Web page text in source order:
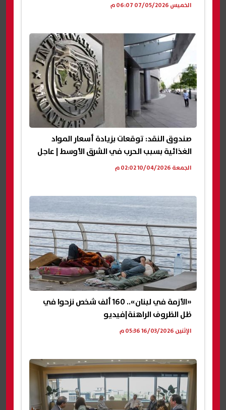
الخميس 07/05/2026 06:07 م
صندوق النقد: توقعات بزيادة أسعار المواد
الغذائية بسبب الحرب في الشرق الأوسط | عاجل
الجمعة 10/04/2026 02:02 م
«الأزمة في لبنان».. 160 ألف شخص نزحوا في
ظل الظروف الراهنة|فيديو
الإثنين 16/03/2026 05:36 م